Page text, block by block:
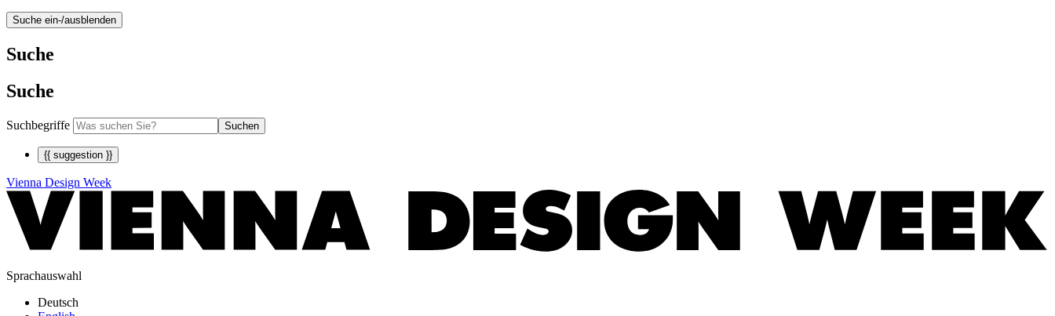
Suche ein-/ausblenden
Suche
Suche
Suchbegriffe Suchen
{{ suggestion }}
Vienna Design Week
Sprachauswahl
Deutsch